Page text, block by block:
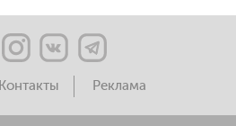
Контакты Реклама